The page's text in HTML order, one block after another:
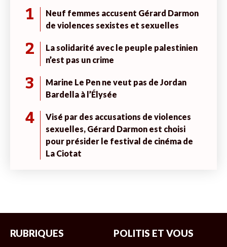
1
Neuf femmes accusent Gérard Darmon
de violences sexistes et sexuelles
2
La solidarité avec le peuple palestinien
n’est pas un crime
3
Marine Le Pen ne veut pas de Jordan
Bardella à l’Élysée
4
Visé par des accusations de violences
sexuelles, Gérard Darmon est choisi
pour présider le festival de cinéma de
La Ciotat
RUBRIQUES POLITIS ET VOUS